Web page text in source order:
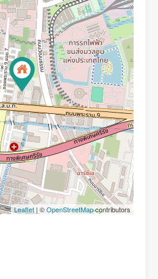
Leaflet | ©OpenStreetMapcontributors